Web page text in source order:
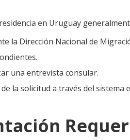
en Uruguay
la Dirección Nacional de
una entrevista consular.
la solicitud a través del sistema